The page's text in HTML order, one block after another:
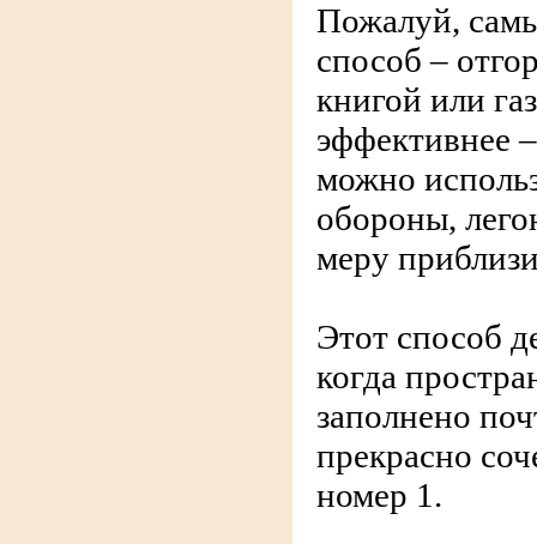
Пожалуй,
способ –
книгой или
эффективнее
можно
обороны,
меру
Этот способ
когда
заполнено
прекрасно
номер 1.